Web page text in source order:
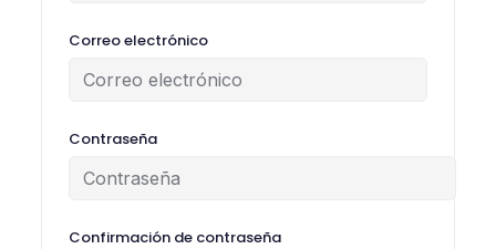
Correo electrónico
Contraseña
Confirmación de contraseña